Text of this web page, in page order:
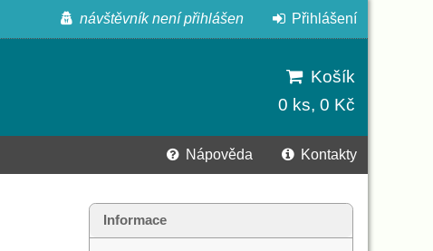
Košík
0 ks, 0 Kč
návštěvník není přihlášen Přihlášení
Nápověda Kontakty
Informace